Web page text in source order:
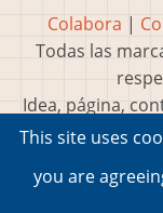
Colabora |
Todas las
Idea, página,
2001-
This site uses
you are